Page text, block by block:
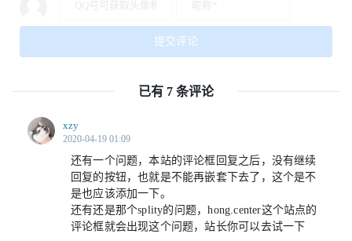
已有 7 条评论
xzy
2020-04-19 01:09
还有一个问题，本站的评论框回复之后，没有继续
回复的按钮，也就是不能再嵌套下去了，这个是不
是也应该添加一下。
还有还是那个splity的问题，hong.center这个站点的
评论框就会出现这个问题，站长你可以去试一下